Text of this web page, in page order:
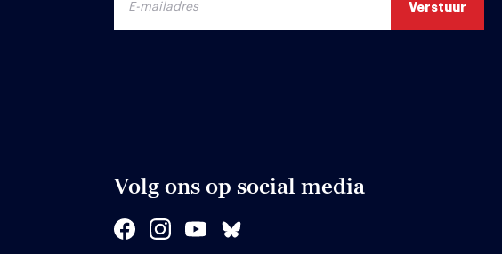
Volg ons op social media